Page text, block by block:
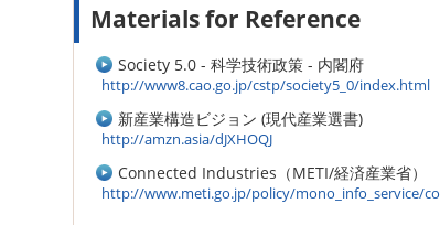
Materials for Reference
Society 5.0 - 科学技術政策 - 内閣府
http://www8.cao.go.jp/cstp/society5_0/index.html
新産業構造ビジョン (現代産業選書)
http://amzn.asia/dJXHOQJ
Connected Industries（METI/経済産業省）
http://www.meti.go.jp/policy/mono_info_service/